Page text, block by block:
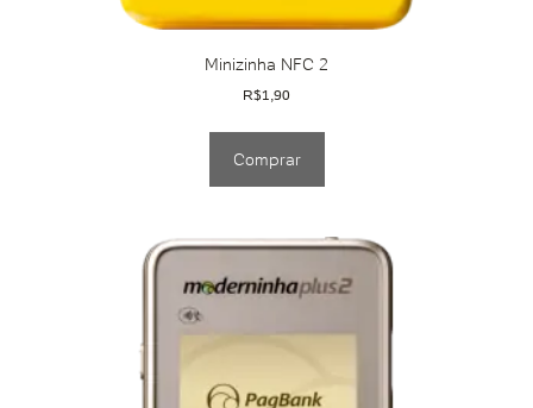
Minizinha NFC 2
R$1,90
Comprar